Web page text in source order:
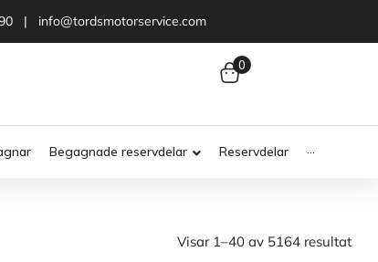
| info@tordsmotorservice.com
0
Begagnade reservdelar Reservdelar ···
Visar 1–40 av 5164 resultat